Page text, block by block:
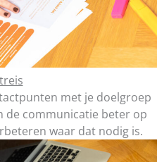
met je doelgroep
de communicatie beter op
waar dat nodig is.